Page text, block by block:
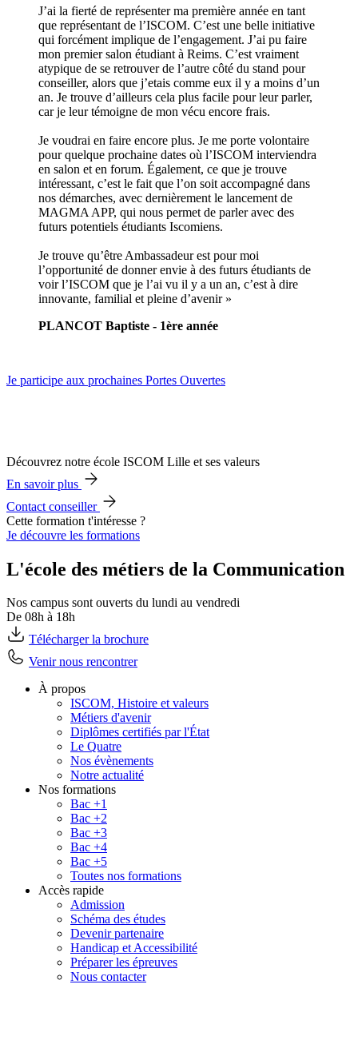
J’ai la fierté de représenter ma première année en tant
que représentant de l’ISCOM. C’est une belle initiative
qui forcément implique de l’engagement. J’ai pu faire
mon premier salon étudiant à Reims. C’est vraiment
atypique de se retrouver de l’autre côté du stand pour
conseiller, alors que j’etais comme eux il y a moins d’un
an. Je trouve d’ailleurs cela plus facile pour leur parler,
car je leur témoigne de mon vécu encore frais.
Je voudrai en faire encore plus. Je me porte volontaire
pour quelque prochaine dates où l’ISCOM interviendra
en salon et en forum. Également, ce que je trouve
intéressant, c’est le fait que l’on soit accompagné dans
nos démarches, avec dernièrement le lancement de
MAGMA APP, qui nous permet de parler avec des
futurs potentiels étudiants Iscomiens.
Je trouve qu’être Ambassadeur est pour moi
l’opportunité de donner envie à des futurs étudiants de
voir l’ISCOM que je l’ai vu il y a un an, c’est à dire
innovante, familial et pleine d’avenir »
PLANCOT Baptiste - 1ère année
Je participe aux prochaines Portes Ouvertes
Découvrez notre école ISCOM Lille et ses valeurs
En savoir plus
Contact conseiller
Cette formation t'intéresse ?
Je découvre les formations
L'école des métiers de la Communication
Nos campus sont ouverts du lundi au vendredi
De 08h à 18h
Télécharger la brochure
Venir nous rencontrer
À propos
ISCOM, Histoire et valeurs
Métiers d'avenir
Diplômes certifiés par l'État
Le Quatre
Nos évènements
Notre actualité
Nos formations
Bac +1
Bac +2
Bac +3
Bac +4
Bac +5
Toutes nos formations
Accès rapide
Admission
Schéma des études
Devenir partenaire
Handicap et Accessibilité
Préparer les épreuves
Nous contacter